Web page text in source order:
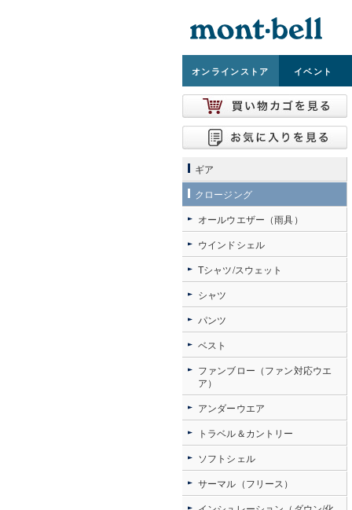
オンラインストア イベント
ギア
クロージング
オールウエザー（雨具）
ウインドシェル
Tシャツ/スウェット
シャツ
パンツ
ベスト
ファンブロー（ファン対応ウエ
ア）
アンダーウエア
トラベル＆カントリー
ソフトシェル
サーマル（フリース）